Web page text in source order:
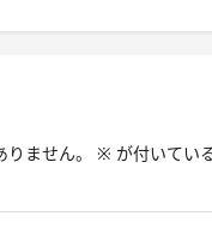
ません。 ※ が付いてい